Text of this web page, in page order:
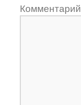
Комментарий